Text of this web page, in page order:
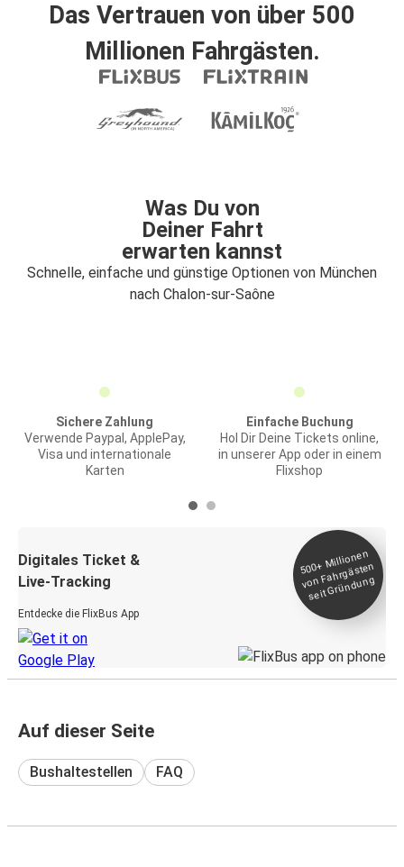
Das Vertrauen von über 500
Millionen Fahrgästen.
Was Du von
Deiner Fahrt
erwarten kannst
Schnelle, einfache und günstige Optionen von München
nach Chalon-sur-Saône
Sichere Zahlung
Verwende Paypal, ApplePay,
Visa und internationale
Karten
Einfache Buchung
Hol Dir Deine Tickets online,
in unserer App oder in einem
Flixshop
Digitales Ticket &
Live-Tracking
Entdecke die FlixBus App
500+
Millionen
von Fahrgästen
seit
Gründung
Auf dieser Seite
Bushaltestellen FAQ